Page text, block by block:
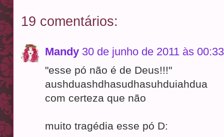
19 comentários:
Mandy 30 de junho de 2011 às 00:33
"esse pó não é de Deus!!!"
aushduashdhasudhasuhduiahdua
com certeza que não
muito tragédia esse pó D: